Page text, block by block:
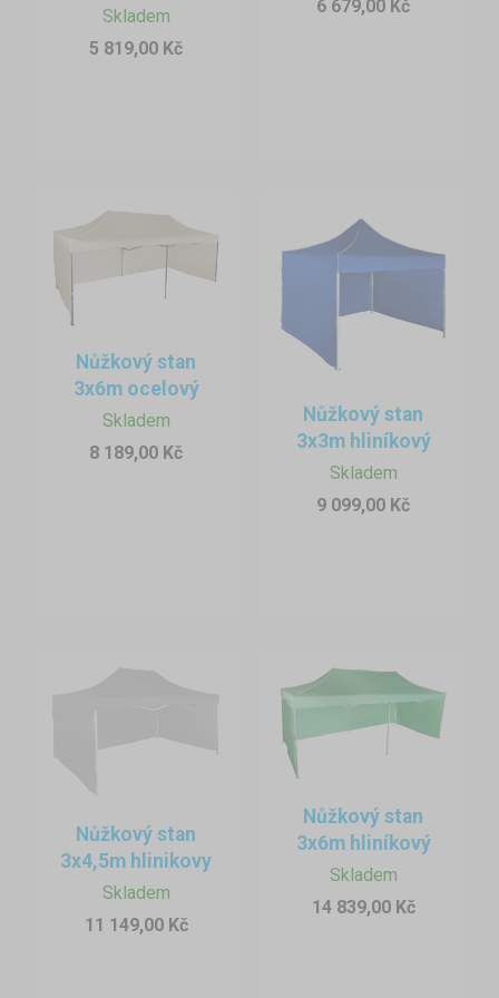
Skladem
5 819,00 Kč
6 679,00 Kč
Nůžkový stan
3x6m ocelový
Skladem
8 189,00 Kč
Nůžkový stan
3x3m hliníkový
Skladem
9 099,00 Kč
Nůžkový stan
3x4,5m hlinikovy
Skladem
11 149,00 Kč
Nůžkový stan
3x6m hliníkový
Skladem
14 839,00 Kč